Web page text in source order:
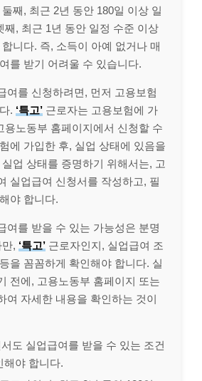
째, 최근 2년 동안 180일 이상 일
째, 최근 1년 동안 일정 수준 이상
니다. 즉, 소득이 아예 없거나 매
를 받기 어려울 수 있습니다.
여를 신청하려면, 먼저 고용보험
. ‘특고’ 근로자는 고용보험에 가
용노동부 홈페이지에서 신청할 수
에 가입한 후, 실업 상태에 있음을
업 상태를 증명하기 위해서는, 고
실업급여 신청서를 작성하고, 필
야 합니다.
여를 받을 수 있는 가능성은 분명
, ‘특고’ 근로자인지, 실업급여 조
을 꼼꼼하게 확인해야 합니다. 실
전에, 고용노동부 홈페이지 또는
여 자세한 내용을 확인하는 것이
도 실업급여를 받을 수 있는 조건
해야 합니다.